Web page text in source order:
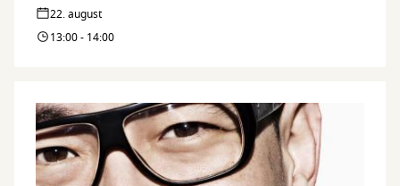
22. august
13:00 - 14:00